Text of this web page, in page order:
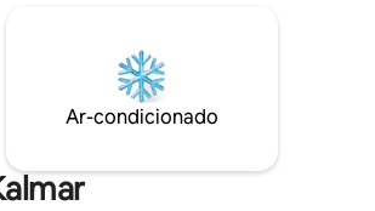
Há edredons de penas, uma
lenha, uma sauna na floresta e a
que gosta de ficar com você
quiser companhia.
Ar-condicionado